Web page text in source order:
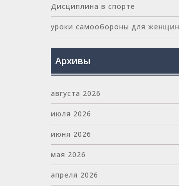
Дисциплина в спорте
уроки самообороны для женщин
Архивы
августа 2026
июля 2026
июня 2026
мая 2026
апреля 2026